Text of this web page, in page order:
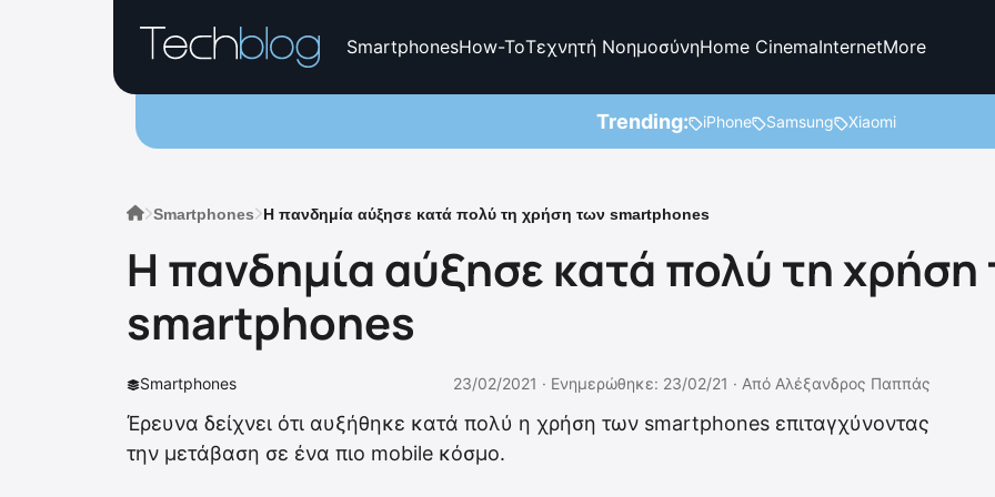
SmartphonesHow-ToΤεχνητή ΝοημοσύνηHome CinemaInternetMore
Trending: iPhone Samsung Xiaomi
Smartphones H πανδημία αύξησε κατά πολύ τη χρήση των smartphones
H πανδημία αύξησε κατά πολύ τη χρήση
smartphones
Smartphones 23/02/2021 · Ενημερώθηκε: 23/02/21 · Από Αλέξανδρος Παππάς
Έρευνα δείχνει ότι αυξήθηκε κατά πολύ η χρήση των smartphones επιταγχύνοντας
την μετάβαση σε ένα πιο mobile κόσμο.